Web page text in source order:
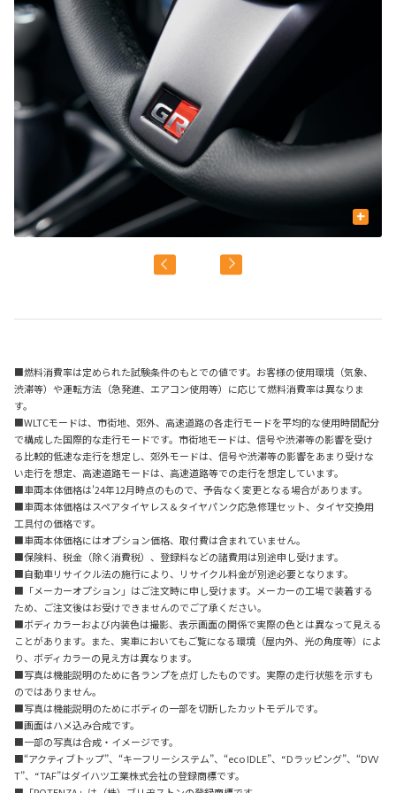
+
■燃料消費率は定められた試験条件のもとでの値です。お客様の使用環境（気象、
渋滞等）や運転方法（急発進、エアコン使用等）に応じて燃料消費率は異なりま
す。
■WLTCモードは、市街地、郊外、高速道路の各走行モードを平均的な使用時間配分
で構成した国際的な走行モードです。市街地モードは、信号や渋滞等の影響を受け
る比較的低速な走行を想定し、郊外モードは、信号や渋滞等の影響をあまり受けな
い走行を想定、高速道路モードは、高速道路等での走行を想定しています。
■車両本体価格は'24年12月時点のもので、予告なく変更となる場合があります。
■車両本体価格はスペアタイヤレス＆タイヤパンク応急修理セット、タイヤ交換用
工具付の価格です。
■車両本体価格にはオプション価格、取付費は含まれていません。
■保険料、税金（除く消費税）、登録料などの諸費用は別途申し受けます。
■自動車リサイクル法の施行により、リサイクル料金が別途必要となります。
■「メーカーオプション」はご注文時に申し受けます。メーカーの工場で装着する
ため、ご注文後はお受けできませんのでご了承ください。
■ボディカラーおよび内装色は撮影、表示画面の関係で実際の色とは異なって見える
ことがあります。また、実車においてもご覧になる環境（屋内外、光の角度等）によ
り、ボディカラーの見え方は異なります。
■写真は機能説明のために各ランプを点灯したものです。実際の走行状態を示すも
のではありません。
■写真は機能説明のためにボディの一部を切断したカットモデルです。
■画面はハメ込み合成です。
■一部の写真は合成・イメージです。
■“アクティブトップ”、“キーフリーシステム”、“eco IDLE”、“Dラッピング”、“DVV
T”、“TAF”はダイハツ工業株式会社の登録商標です。